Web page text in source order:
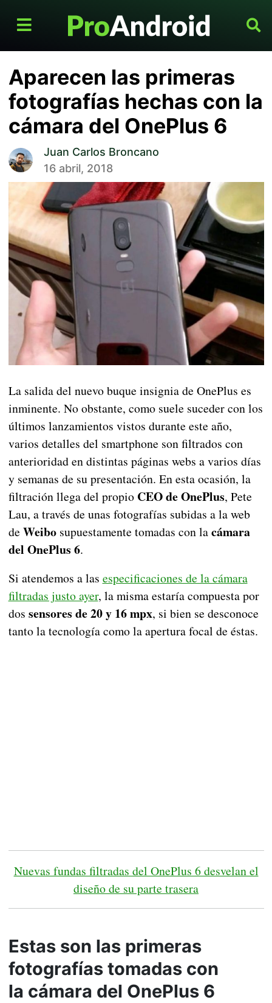
Aparecen las primeras
fotografías hechas con la
cámara del OnePlus 6
Juan Carlos Broncano
16 abril, 2018
La salida del nuevo buque insignia de OnePlus es
inminente. No obstante, como suele suceder con los
últimos lanzamientos vistos durante este año,
varios detalles del smartphone son filtrados con
anterioridad en distintas páginas webs a varios días
y semanas de su presentación. En esta ocasión, la
filtración llega del propio CEO de OnePlus, Pete
Lau, a través de unas fotografías subidas a la web
de Weibosupuestamente tomadas con lacámara
del OnePlus 6.
Si atendemos a las especificaciones de la cámara
filtradas justo ayer, la misma estaría compuesta por
dos sensores de 20 y 16 mpx, si bien se desconoce
tanto la tecnología como la apertura focal de éstas.
Nuevas fundas filtradas del OnePlus 6 desvelan el
diseño de su parte trasera
Estas son las primeras
fotografías tomadas con
la cámara del OnePlus 6